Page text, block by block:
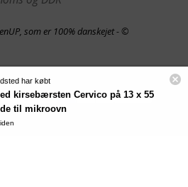
som er 100% danskejet - ©
har købt
kirsebærsten Cervico på 13 x 55
til mikroovn